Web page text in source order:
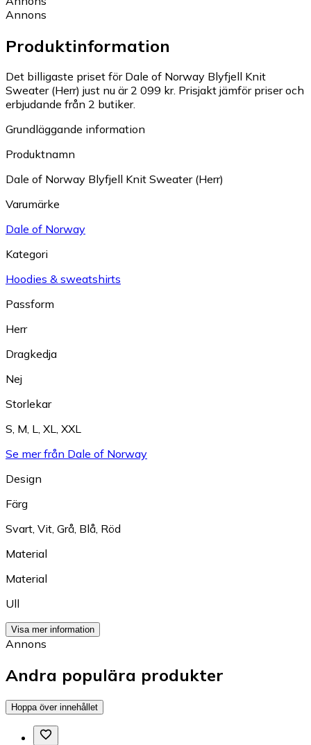
Annons
Produktinformation
Det billigaste priset för Dale of Norway Blyfjell Knit
Sweater (Herr) just nu är 2 099 kr. Prisjakt jämför priser och
erbjudande från 2 butiker.
Grundläggande information
Produktnamn
Dale of Norway Blyfjell Knit Sweater (Herr)
Varumärke
Dale of Norway
Kategori
Hoodies & sweatshirts
Passform
Herr
Dragkedja
Nej
Storlekar
S, M, L, XL, XXL
Se mer från Dale of Norway
Design
Färg
Svart, Vit, Grå, Blå, Röd
Material
Material
Ull
Visa mer information
Annons
Andra populära produkter
Hoppa över innehållet